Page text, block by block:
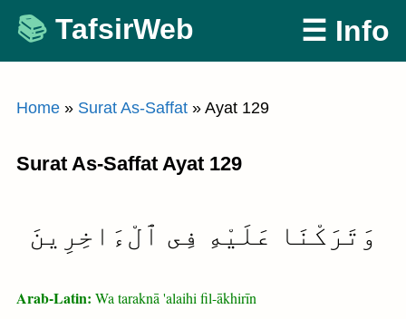
Skip
content
TafsirWeb ☰ Info
Home » Surat As-Saffat » Ayat 129
Surat As-Saffat Ayat 129
وَتَرَكْنَا عَلَيْهِ فِى ٱلْءَاخِرِينَ
Arab-Latin: Wa taraknā 'alaihi fil-ākhirīn